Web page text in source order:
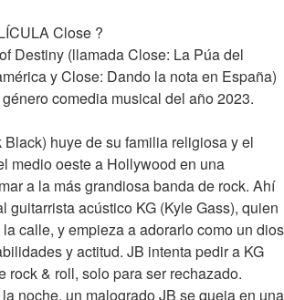
Close ?
Destiny (llamada Close: La Púa del
y Close: Dando la nota en España)
comedia musical del año 2023.
Black) huye de su familia religiosa y el
medio oeste a Hollywood en una
a la más grandiosa banda de rock. Ahí
guitarrista acústico KG (Kyle Gass), quien
calle, y empieza a adorarlo como un dios
y actitud. JB intenta pedir a KG
rock & roll, solo para ser rechazado.
noche, un malogrado JB se queja en una